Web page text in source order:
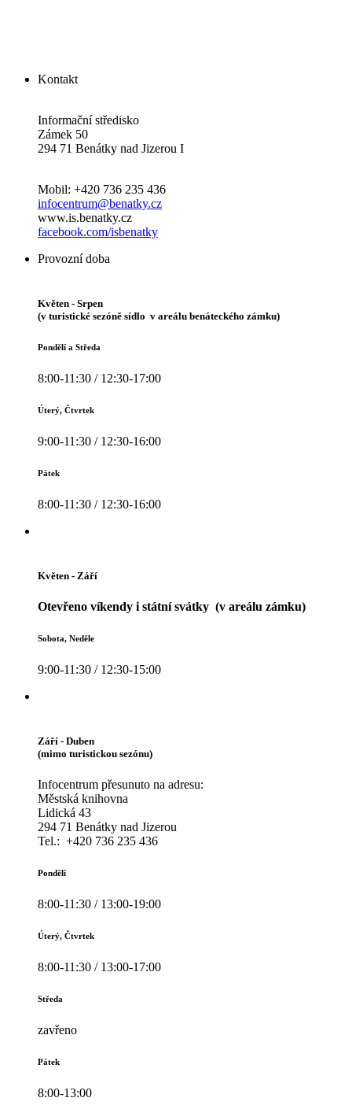
Kontakt
Informační středisko
Zámek 50
294 71 Benátky nad Jizerou I
Mobil: +420 736 235 436
infocentrum@benatky.cz
www.is.benatky.cz
facebook.com/isbenatky
Provozní doba
Květen - Srpen
(v turistické sezóně sídlo v areálu benáteckého zámku)
Pondělí a Středa
8:00-11:30 / 12:30-17:00
Úterý, Čtvrtek
9:00-11:30 / 12:30-16:00
Pátek
8:00-11:30 / 12:30-16:00
Květen - Září
Otevřeno víkendy i státní svátky (v areálu zámku)
Sobota, Neděle
9:00-11:30 / 12:30-15:00
Září - Duben
(mimo turistickou sezónu)
Infocentrum přesunuto na adresu:
Městská knihovna
Lidická 43
294 71 Benátky nad Jizerou
Tel.: +420 736 235 436
Pondělí
8:00-11:30 / 13:00-19:00
Úterý, Čtvrtek
8:00-11:30 / 13:00-17:00
Středa
zavřeno
Pátek
8:00-13:00